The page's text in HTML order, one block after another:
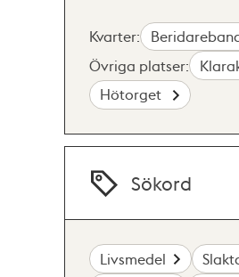
Kvarter:
Övriga platser:
Hötorget
Sökord
Livsmedel